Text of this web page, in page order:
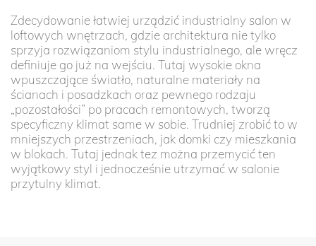
Zdecydowanie łatwiej urządzić industrialny salon w
loftowych wnętrzach, gdzie architektura nie tylko
sprzyja rozwiązaniom stylu industrialnego, ale wręcz
definiuje go już na wejściu. Tutaj wysokie okna
wpuszczające światło, naturalne materiały na
ścianach i posadzkach oraz pewnego rodzaju
„pozostałości” po pracach remontowych, tworzą
specyficzny klimat same w sobie. Trudniej zrobić to w
mniejszych przestrzeniach, jak domki czy mieszkania
w blokach. Tutaj jednak tez można przemycić ten
wyjątkowy styl i jednocześnie utrzymać w salonie
przytulny klimat.